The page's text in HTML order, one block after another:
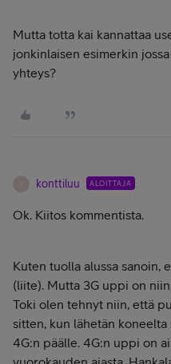
Mutta totta kai kannattaa
jonkinlaisen esimerkin
yhteys?
konttiluu ALOITTAJA
Ok. Kiitos kommentista.
Kuten tuolla alussa sanoin,
(liite). Mutta 3G uppi on
Toki olen tehnyt niin, että
sitten, kun lähetän
4G:n päälle. 4G:n uppi on